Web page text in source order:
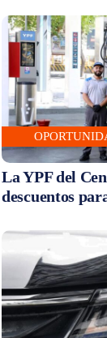
La YPF del
descuentos